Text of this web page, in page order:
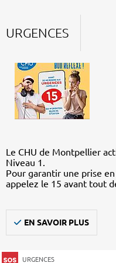
URGENCES
Le CHU de Montpellier
Niveau 1.
Pour garantir une prise
appelez le 15 avant tout
EN SAVOIR PLUS
URGENCES